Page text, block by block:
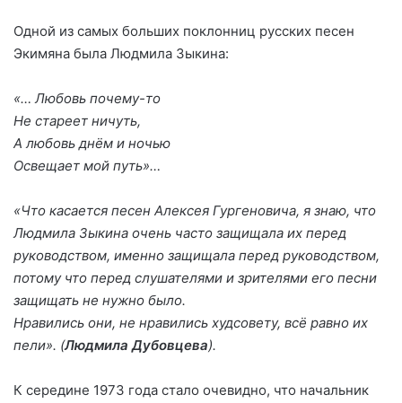
Одной из самых больших поклонниц русских песен
Экимяна была Людмила Зыкина:
«… Любовь почему-то
Не стареет ничуть,
А любовь днём и ночью
Освещает мой путь»…
«Что касается песен Алексея Гургеновича, я знаю, что
Людмила Зыкина очень часто защищала их перед
руководством, именно защищала перед руководством,
потому что перед слушателями и зрителями его песни
защищать не нужно было.
Нравились они, не нравились худсовету, всё равно их
пели». (Людмила Дубовцева).
К середине 1973 года стало очевидно, что начальник